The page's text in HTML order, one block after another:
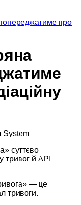
про
System
— це
тривоги.